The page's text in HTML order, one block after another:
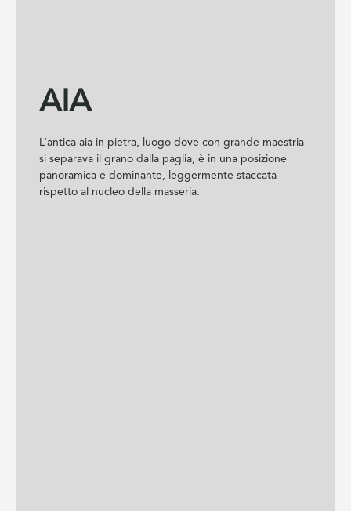
AIA
L’antica aia in pietra, luogo dove con grande maestria
si separava il grano dalla paglia, è in una posizione
panoramica e dominante, leggermente staccata
rispetto al nucleo della masseria.